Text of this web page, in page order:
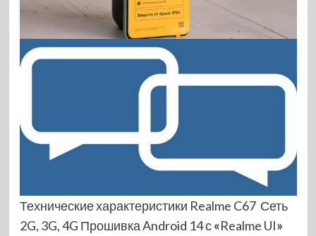
Технические характеристики Realme C67 Сеть
2G, 3G, 4G Прошивка Android 14 с«Realme UI»